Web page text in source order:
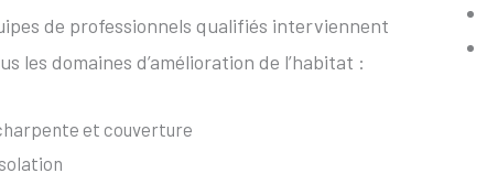
de professionnels qualifiés interviennent
les domaines d’amélioration de l’habitat :
et couverture